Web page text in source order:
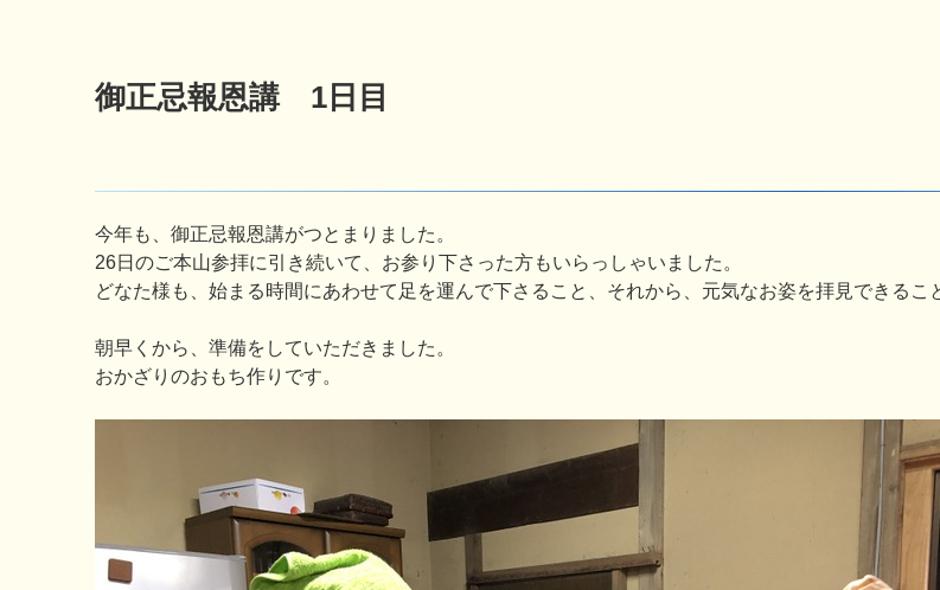
御正忌報恩講 1日目
今年も、御正忌報恩講がつとまりました。
26日のご本山参拝に引き続いて、お参り下さった方もいらっしゃいました。
どなた様も、始まる時間にあわせて足を運んで下さること、それから、元気なお姿を拝見できるこ
朝早くから、準備をしていただきました。
おかざりのおもち作りです。